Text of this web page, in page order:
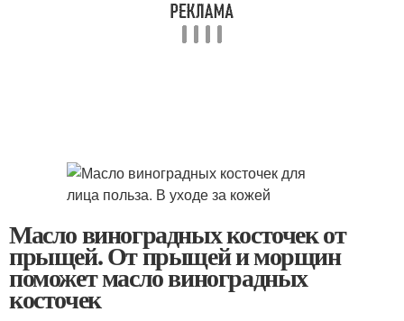
Масло виноградных косточек от
прыщей. От прыщей и морщин
поможет масло виноградных
косточек